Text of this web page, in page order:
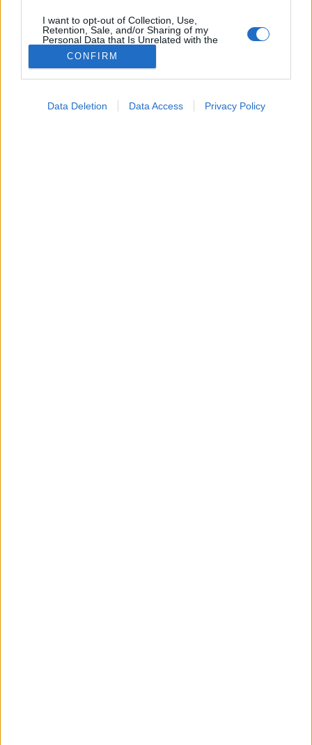
I want to opt-out of Collection, Use,
Retention, Sale, and/or Sharing of my
Personal Data that Is Unrelated with the
Purposes for which it was collected.
Opted Out
I want to allow Google to enable storage
CONFIRM
Data Deletion Data Access Privacy Policy